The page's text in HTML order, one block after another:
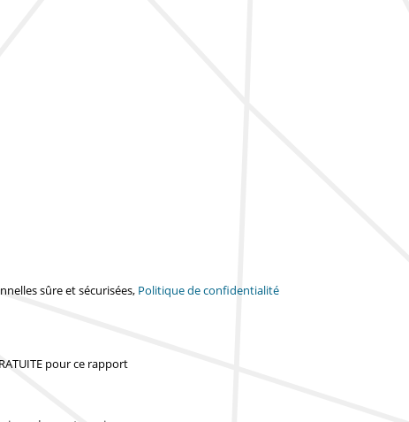
sûre et sécurisées, Politique de confidentialité
pour ce rapport